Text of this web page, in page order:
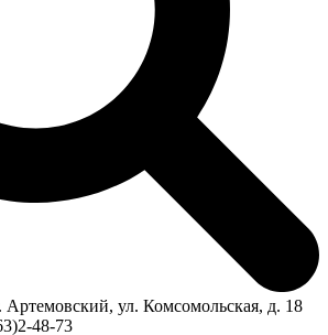
Артемовский, ул. Комсомольская, д. 18
48-73